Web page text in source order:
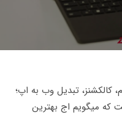
تبدیل وب به اپ؛
که میگویم اج بهترین